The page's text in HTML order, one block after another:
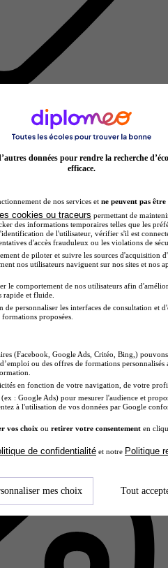
données pour rendre la recherche
efficace.
de nos services et ne peuvent pas être
cookies ou traceurs permettant de
des informations temporaires telles que les
de l'utilisateur, vérifier s'il est
d'accès frauduleux ou les violations de
de piloter et suivre les sources d'acquisition
nos utilisateurs naviguent sur nos sites et nos
le comportement de nos utilisateurs afin
rapide et fluide.
de personnaliser les interfaces de consultation et
proposées.
(Facebook, Google Ads, Critéo, Bing,)
ou des offres de formations
en fonction de votre navigation, de votre
: Google Ads) pour mesurer l'audience et
à l'utilisation de vos données par Google
vos choix ou retirer votre consentement en
de confidentialité et notre Politique
mes choix Tout